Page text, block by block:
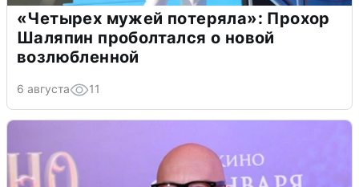
«Четырех мужей потеряла»: Прохор
Шаляпин проболтался о новой
возлюбленной
6 августа 11